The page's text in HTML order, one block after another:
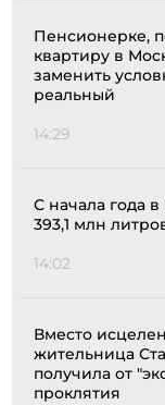
Пенсионерке,
квартиру в
заменить
реальный
14:29
С начала года
393,1 млн
14:02
Вместо
жительница
получила от
проклятия